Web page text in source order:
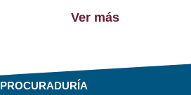
Ver más
PROCURADURÍA